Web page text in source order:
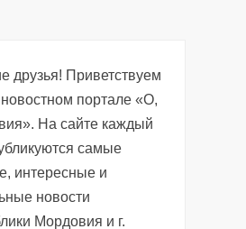
друзья! Приветствуем
портале «О,
На сайте каждый
самые
интересные и
новости
Мордовия и г.